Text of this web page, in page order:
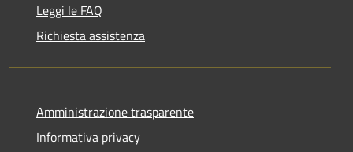
Leggi le FAQ
Richiesta assistenza
Amministrazione trasparente
Informativa privacy